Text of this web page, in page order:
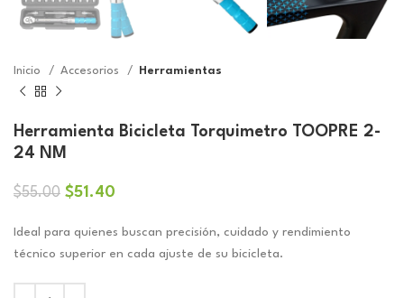
Inicio Accesorios Herramientas
Herramienta Bicicleta Torquimetro TOOPRE 2-
24 NM
$55.00 El
original
era:
$51.40
actual
es:
Ideal para quienes buscan precisión, cuidado y rendimiento
técnico superior en cada ajuste de su bicicleta.